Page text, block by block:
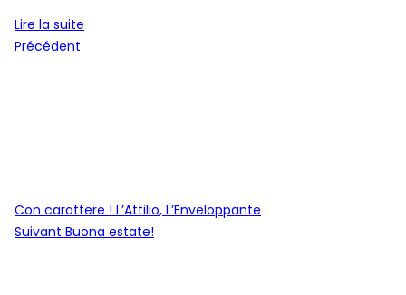
Lire la suite
Navigation
Article
Précédent
Con carattere ! L’Attilio, L’Enveloppante
Article
Suivant Buona estate!